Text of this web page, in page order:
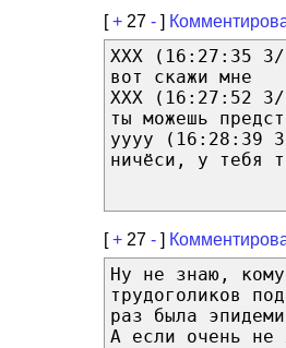
[+ 27 - ]
ХХХ (16:27:35 3/
вот скажи мне
ХХХ (16:27:52 3/
ты можешь
уууу (16:28:39
ничёси, у тебя
[+ 27 - ]
Ну не знаю,
трудоголиков
раз была
А если очень не